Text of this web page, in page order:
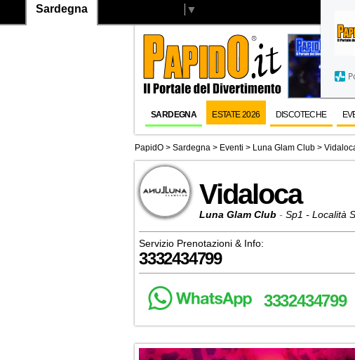
Sardegna ▼
SARDEGNA ESTATE 2026 DISCOTECHE
PapidO > Sardegna > Eventi > Luna Glam Club >
Vidaloca
Luna Glam Club - Sp1 - Località
Servizio Prenotazioni & Info:
3332434799
3332434799